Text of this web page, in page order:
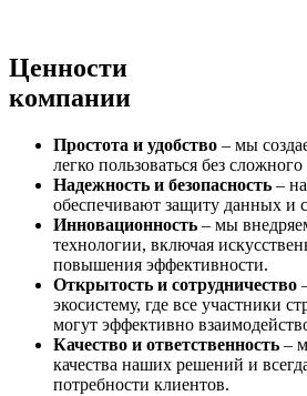
Ценности
компании
Простота и удобство – мы
легко пользоваться без
Надежность и безопасность –
обеспечивают защиту данных и
Инновационность – мы
технологии, включая
повышения эффективности.
Открытость и сотрудничество
экосистему, где все участники
могут эффективно
Качество и ответственность –
качества наших решений и
потребности клиентов.